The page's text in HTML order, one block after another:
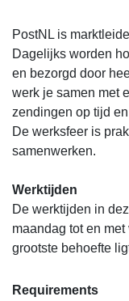
PostNL is
Dagelijks worden
en bezorgd door
werk je samen met
zendingen op tijd
De werksfeer is
samenwerken.
Werktijden
De werktijden in
maandag tot en
grootste behoefte
Requirements